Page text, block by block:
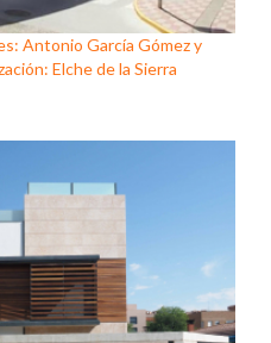
Antonio García Gómez y
Elche de la Sierra